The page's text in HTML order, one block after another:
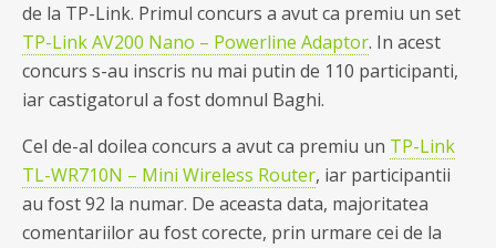
de la TP-Link. Primul concurs a avut ca premiu un set
TP-Link AV200 Nano – Powerline Adaptor. In acest
concurs s-au inscris nu mai putin de 110 participanti,
iar castigatorul a fost domnul Baghi.
Cel de-al doilea concurs a avut ca premiu un TP-Link
TL-WR710N – Mini Wireless Router, iar participantii
au fost 92 la numar. De aceasta data, majoritatea
comentariilor au fost corecte, prin urmare cei de la